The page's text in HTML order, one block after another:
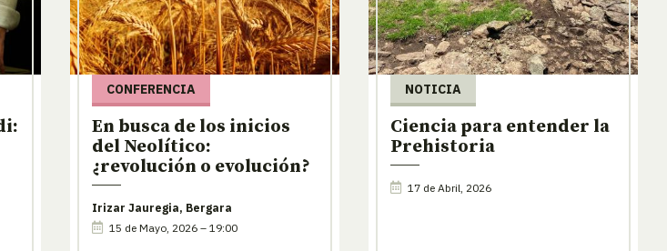
CONFERENCIA
En busca de los inicios
del Neolítico:
¿revolución o evolución?
Irizar Jauregia, Bergara
15 de Mayo, 2026 – 19:00
NOTICIA
Ciencia para entender la
Prehistoria
17 de Abril, 2026